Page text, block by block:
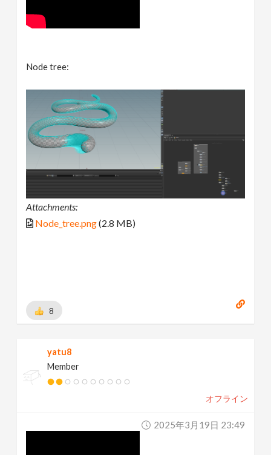
Node tree:
Attachments:
Node_tree.png(2.8 MB)
8
yatu8
Member
オフライン
2025年3月19日 23:49